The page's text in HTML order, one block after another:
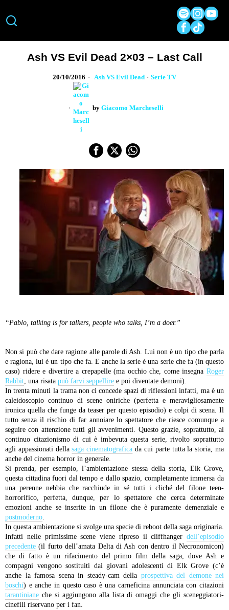
Ash VS Evil Dead 2×03 – Last Call
20/10/2016 Ash VS Evil Dead · Serie TV
by Giacomo Marcheselli
“Pablo, talking is for talkers, people who talks, I’m a doer.”
Non si può che dare ragione alle parole di Ash. Lui non è un tipo che parla
e ragiona, lui è un tipo che fa. E anche la serie è una serie che fa (in questo
caso) ridere e divertire a crepapelle (ma occhio che, come insegna Roger
Rabbit, una risata può farvi seppellire e poi diventate demoni).
In trenta minuti la trama non ci concede spazi di riflessioni infatti, ma è un
caleidoscopio continuo di scene oniriche (perfetta e meravigliosamente
ironica quella che funge da teaser per questo episodio) e colpi di scena. Il
tutto senza il rischio di far annoiare lo spettatore che riesce comunque a
seguire con attenzione tutti gli avvenimenti. Questo grazie, soprattutto, al
continuo citazionismo di cui è imbevuta questa serie, rivolto soprattutto
agli appassionati dellasaga cinematografica da cui parte tutta la storia, ma
anche del cinema horror in generale.
Si prenda, per esempio, l’ambientazione stessa della storia, Elk Grove,
questa cittadina fuori dal tempo e dallo spazio, completamente immersa da
una perenne nebbia che racchiude in sé tutti i cliché del filone teen-
horrorifico, perfetta, dunque, per lo spettatore che cerca determinate
emozioni anche se inserite in un filone che è puramente demenziale e
postmoderno.
In questa ambientazione si svolge una specie di reboot della saga originaria.
Infatti nelle primissime scene viene ripreso il cliffhanger dell’episodio
precedente (il furto dell’amata Delta di Ash con dentro il Necronomicon)
che di fatto è un rifacimento del primo film della saga, dove Ash e
compagni vengono sostituiti dai giovani adolescenti di Elk Grove (c’è
anche la famosa scena in steady-cam della prospettiva del demone nei
boschi) e anche in questo caso è una carneficina annunciata con citazioni
tarantiniane che si aggiungono alla lista di omaggi che gli sceneggiatori-
cinefili riservano per i fan.